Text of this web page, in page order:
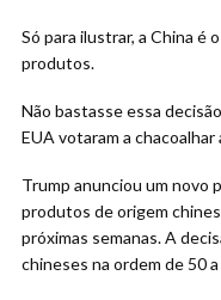
Só para ilustrar, a China é
produtos.
Não bastasse essa
EUA votaram a
Trump anunciou um novo
produtos de origem
próximas semanas. A
chineses na ordem de 50